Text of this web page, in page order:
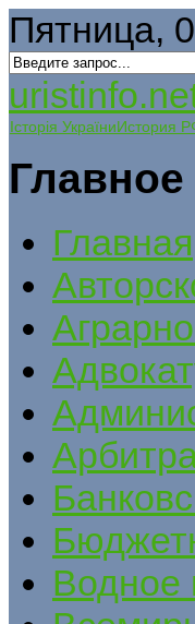
Пятница,
Історія УкраїниИстория
Главная
Водное